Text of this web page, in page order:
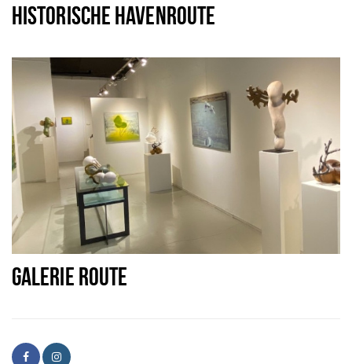
HISTORISCHE HAVENROUTE
GALERIE ROUTE